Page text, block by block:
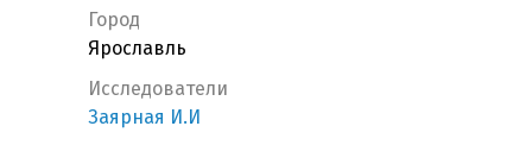
Город
Ярославль
Исследователи
Заярная И.И